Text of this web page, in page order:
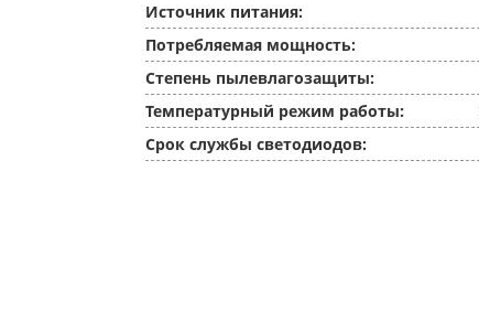
Источник питания:
Потребляемая мощность:
Степень пылевлагозащиты:
Температурный режим работы:
Срок службы светодиодов: